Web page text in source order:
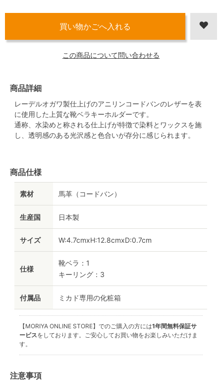
この商品について問い合わせる
商品詳細
レーデルオガワ製仕上げのアニリンコードバンのレザーを表
に使用した上質な靴ベラキーホルダーです。
通称、水染めと称される仕上げが特徴で染料とワックスを施
し、透明感のある光沢感と色合いが存分に感じられます。
商品仕様
素材 馬革（コードバン）
生産国 日本製
サイズ W:4.7cmxH:12.8cmxD:0.7cm
仕様
靴ベラ：1
キーリング：3
付属品 ミカド専用の化粧箱
【MORIYA ONLINE STORE】でのご購入の方には1年間無料保証サ
ービスをしております。ご安心してお買い物をお楽しみいただけま
す。
注意事項